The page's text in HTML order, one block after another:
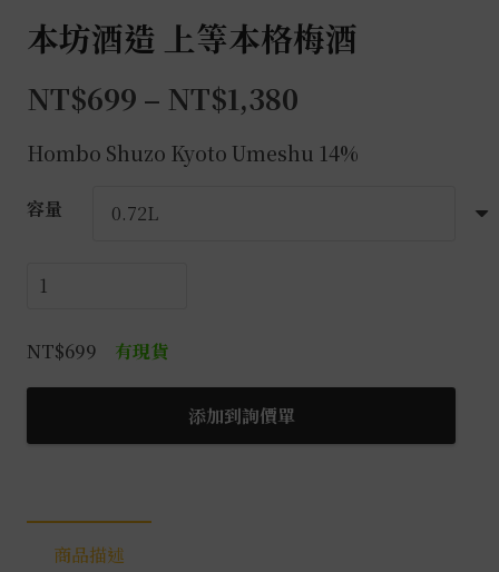
本坊酒造 上等本格梅酒
NT$699 – NT$1,380
Hombo Shuzo Kyoto Umeshu 14%
容量
NT$699 有現貨
本
造
上
本
添加到詢價單
商品描述